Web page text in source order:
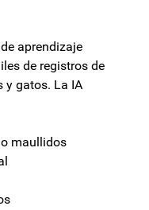
aprendizaje
de registros de
y gatos. La IA
maullidos